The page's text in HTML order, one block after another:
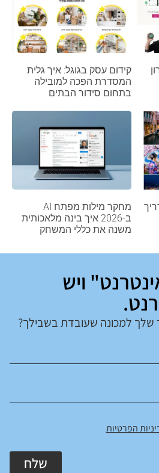
קידום עסק בגוגל: איך גלית
המסדרת הפכה למובילה
בתחום סידור הבתים
מחקר מילות מפתח AI
ב-2026 איך בינה מלאכותית
משנה את כללי המשחק
ויש
שלך למכונה שעובדת בשבילך?
הפרטיות
שלח